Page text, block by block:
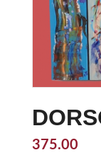
375.00